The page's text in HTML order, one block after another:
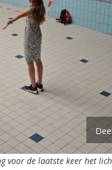
voor de laatste keer het